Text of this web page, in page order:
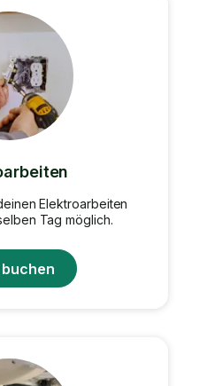
Elektroarbeiten
Tag möglich.